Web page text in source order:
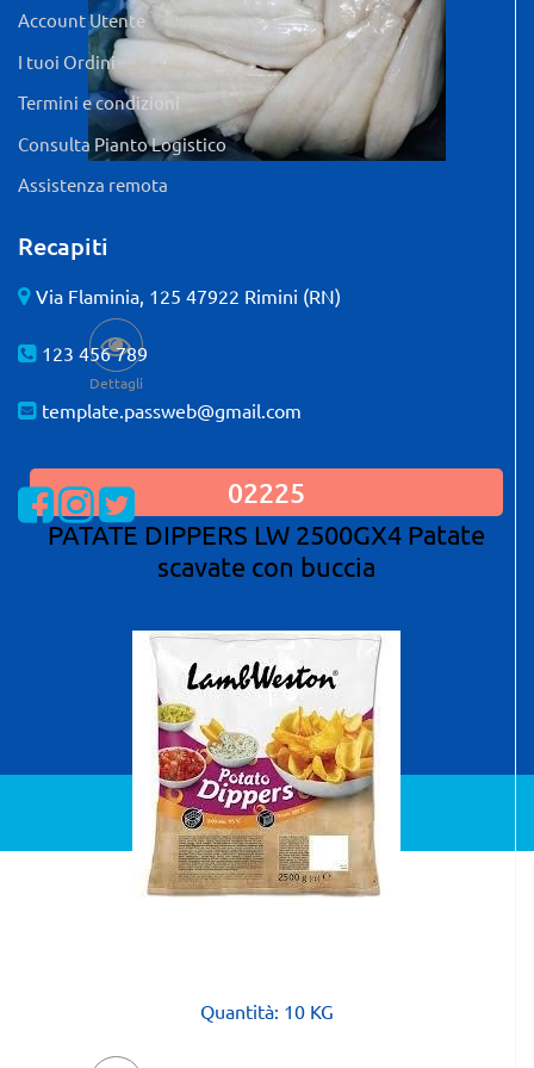
Dettagli
02225
PATATE DIPPERS LW 2500GX4 Patate
scavate con buccia
Quantità: 10 KG
Account Utente
I tuoi Ordini
Termini e condizioni
Consulta Pianto Logistico
Assistenza remota
Recapiti
Via Flaminia, 125 47922 Rimini (RN)
123 456 789
template.passweb@gmail.com
Visualizza la nostra pagina Facebook
Visualizza il nostro profilo Instagram
Visualizza il nostro profilo Twitter
Powered byPassepartout